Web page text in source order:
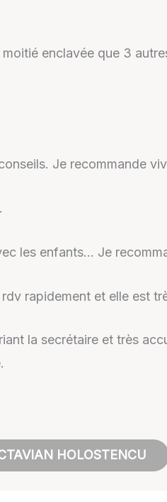
enclavée que 3
Je recommande
les enfants… Je
rapidement et elle est
la secrétaire et très
HOLOSTENCU